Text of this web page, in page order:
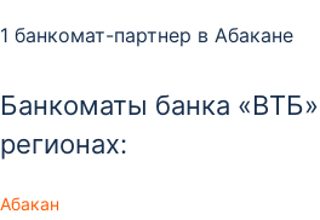
1 банкомат-партнер в Абакане
Банкоматы банка
регионах:
Абакан